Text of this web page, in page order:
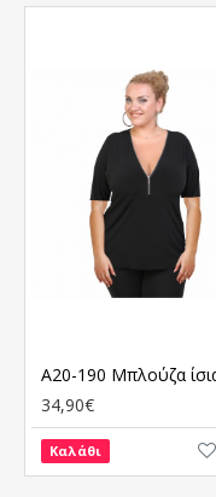
34,90€
Καλάθι